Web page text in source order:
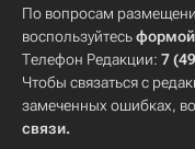
По вопросам
воспользуйтесьформой
Телефон Редакции: 7
Чтобы связаться с
замеченных ошибках,
связи.